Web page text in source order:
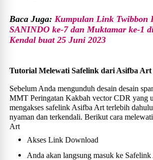
Baca Juga:Kumpulan Link Twibbon
SANINDO ke-7 dan Muktamar ke-1
Kendal buat 25 Juni 2023
Tutorial Melewati Safelink dari Asifba Art
Sebelum Anda mengunduh desain desain
MMT Peringatan Kakbah vector CDR yang
mengakses safelink Asifba Art terlebih
nyaman dan terkendali. Berikut cara
Art
Akses Link Download
Anda akan langsung masuk ke